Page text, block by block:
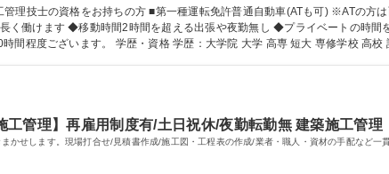
も可) ※ATの方は面接時に教えてください。 【魅力】◆転勤無し・再
く働けます ◆移動時間2時間を超える出張や夜勤無し ◆プライベートの時間
高校 語学力： 資格：1級建築施工管理技士 第一種運転免
工管理】再雇用制度有/土日祝休/夜勤転勤無 建築施工管理
かせします。現場打合せ/見積書作成/施工図・工程表の作成/業者・職人・資材の手配など一